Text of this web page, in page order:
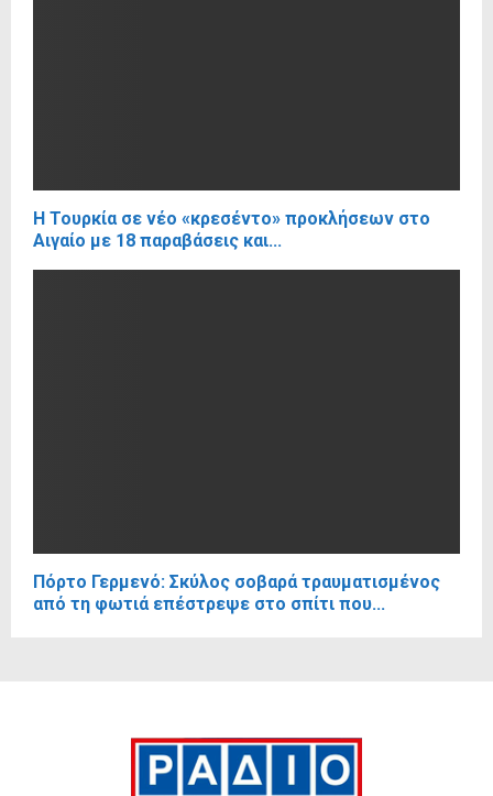
Η Τουρκία σε νέο «κρεσέντο» προκλήσεων στο
Αιγαίο με 18 παραβάσεις και...
Πόρτο Γερμενό: Σκύλος σοβαρά τραυματισμένος
από τη φωτιά επέστρεψε στο σπίτι που...